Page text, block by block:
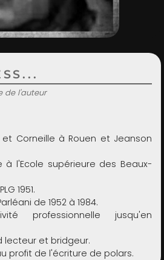
de l'auteur
Corneille à Rouen et Jeanson
à l'Ecole supérieure des Beaux-
1951.
de 1952 à 1984.
professionnelle jusqu'en
lecteur et bridgeur.
profit de l'écriture de polars.